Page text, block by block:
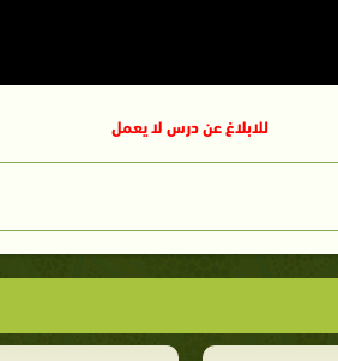
للابلاغ عن درس لا يعمل